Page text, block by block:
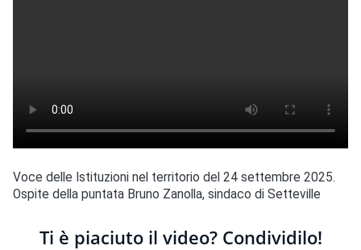
Voce delle Istituzioni nel territorio del 24 settembre 2025.
Ospite della puntata Bruno Zanolla, sindaco di Setteville
Ti è piaciuto il video? Condividilo!